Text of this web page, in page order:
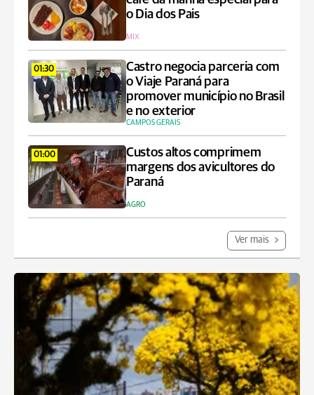
o Dia dos Pais
MIX
01:30
Castro negocia parceria com
o Viaje Paraná para
promover município no Brasil
e no exterior
CAMPOS GERAIS
01:00
Custos altos comprimem
margens dos avicultores do
Paraná
AGRO
Ver mais